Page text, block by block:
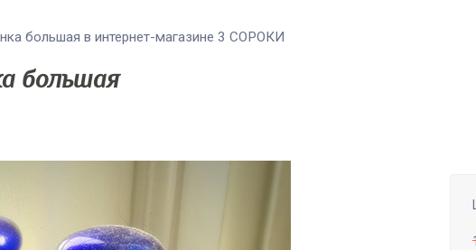
большая в интернет-магазине 3 СОРОКИ
большая